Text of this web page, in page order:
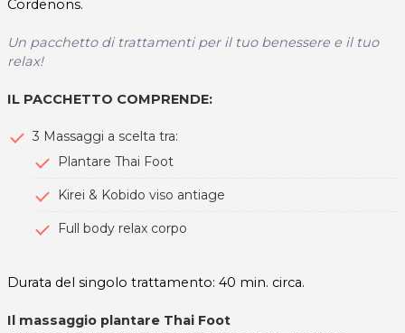
Cordenons.
Un pacchetto di trattamenti per il tuo benessere e il tuo
relax!
IL PACCHETTO COMPRENDE:
3 Massaggi a scelta tra:
Plantare Thai Foot
Kirei & Kobido viso antiage
Full body relax corpo
Durata del singolo trattamento: 40 min. circa.
Il massaggio plantare Thai Foot